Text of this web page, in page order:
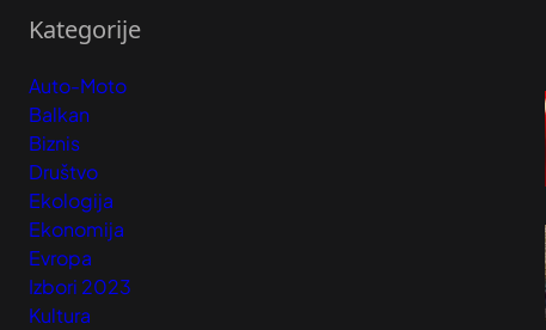
Kategorije
Auto-Moto
Balkan
Biznis
Društvo
Ekologija
Ekonomija
Evropa
Izbori 2023
Kultura